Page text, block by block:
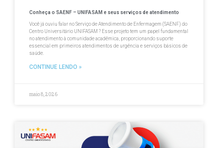
Conheça o SAENF – UNIFASAM e seus serviços de atendimento
Você já ouviu falar no Serviço de Atendimento de Enfermagem (SAENF) do
Centro Universitário UNIFASAM ? Esse projeto tem um papel fundamental
no atendimento à comunidade acadêmica, proporcionando suporte
essencial em primeiros atendimentos de urgência e serviços básicos de
saúde.
CONTINUE LENDO »
maio 8, 2026